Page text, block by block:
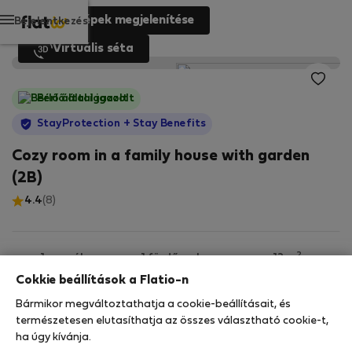
Bejelentkezés
Fényképek megjelenítése
Virtuális séta
Bérlő által igazolt
StayProtection + Stay Benefits
Cozy room in a family house with garden
(2B)
4.4(8)
1 személy 1 fürdőszoba 12 m2
Földszint Wi-Fi Felszerelt
Cokkie beállítások a Flatio-n
Bármikor megváltoztathatja a cookie-beállításait, és
természetesen elutasíthatja az összes választható cookie-t,
ha úgy kívánja.